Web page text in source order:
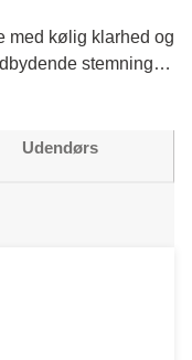
med kølig klarhed og
stemning i
og matchende
Udendørs